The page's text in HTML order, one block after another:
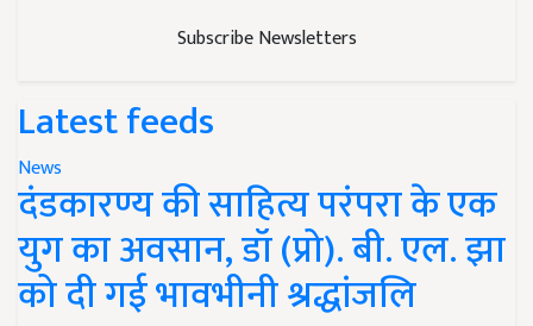
Subscribe Newsletters
Latest feeds
News
दंडकारण्य की साहित्य परंपरा के एक
युग का अवसान, डॉ (प्रो). बी. एल. झा
को दी गई भावभीनी श्रद्धांजलि